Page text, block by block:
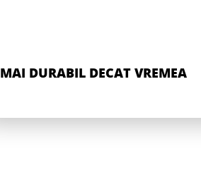
MAI DURABIL DECAT VREMEA